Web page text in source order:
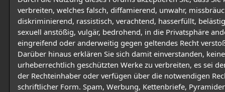
verbreiten, welches falsch, diffamierend, unwahr,
diskriminierend, rassistisch, verachtend, hasserfüllt,
sexuell anstößig, vulgär, bedrohend, in die Privatsphäre
eingreifend oder anderweitig gegen geltendes Recht
Darüber hinaus erklären Sie sich damit einverstanden, keine
urheberrechtlich geschützten Werke zu verbreiten, es sei
der Rechteinhaber oder verfügen über die notwendigen
schriftlicher Form. Spam, Werbung, Kettenbriefe,